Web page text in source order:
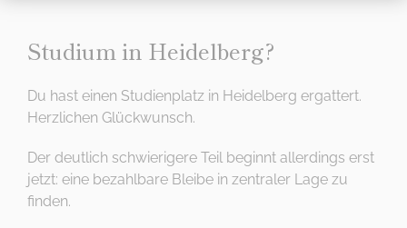
Semesterprogramm
Login für Teuten
IDEE
Studium in Heidelberg?
Du hast einen Studienplatz in Heidelberg ergattert.
Herzlichen Glückwunsch.
Der deutlich schwierigere Teil beginnt allerdings erst
jetzt: eine bezahlbare Bleibe in zentraler Lage zu
finden.